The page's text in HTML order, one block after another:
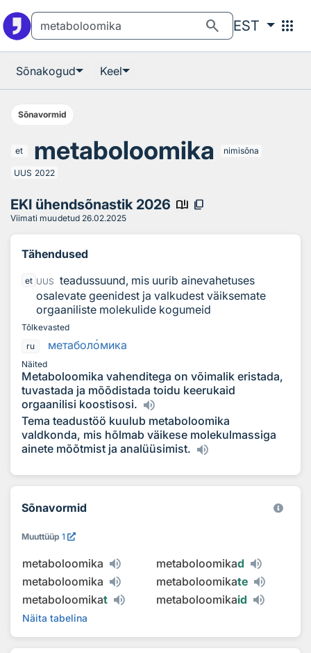
search EST apps
Sõnakogud Keel
Sõnavormid
et metaboloomika nimisõna
UUS 2022
EKI ühendsõnastik 2026 book_ribbon content_copy
Viimati muudetud 26.02.2025
Tähendused
et UUS
teadussuund, mis uurib ainevahetuses
osalevate geenidest ja valkudest väiksemate
orgaaniliste molekulide kogumeid
Tõlkevasted
ru
метаболомика
Näited
Metaboloomika vahenditega on võimalik eristada,
tuvastada ja mõõdistada toidu keerukaid
orgaanilisi koostisosi.
Tema teadustöö kuulub metaboloomika
valdkonda, mis hõlmab väikese molekulmassiga
ainete mõõtmist ja analüüsimist.
Sõnavormid
Muuttüüp 1
metaboloomika metaboloomikad
metaboloomika
metaboloomikate
metaboloomikat metaboloomikaid
Näita tabelina